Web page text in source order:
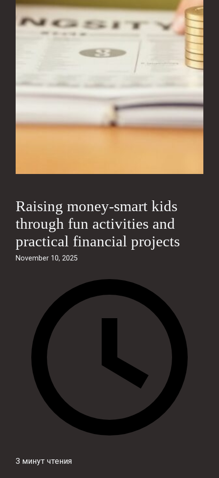
Raising money-smart kids
through fun activities and
practical financial projects
November 10, 2025
3 минут чтения